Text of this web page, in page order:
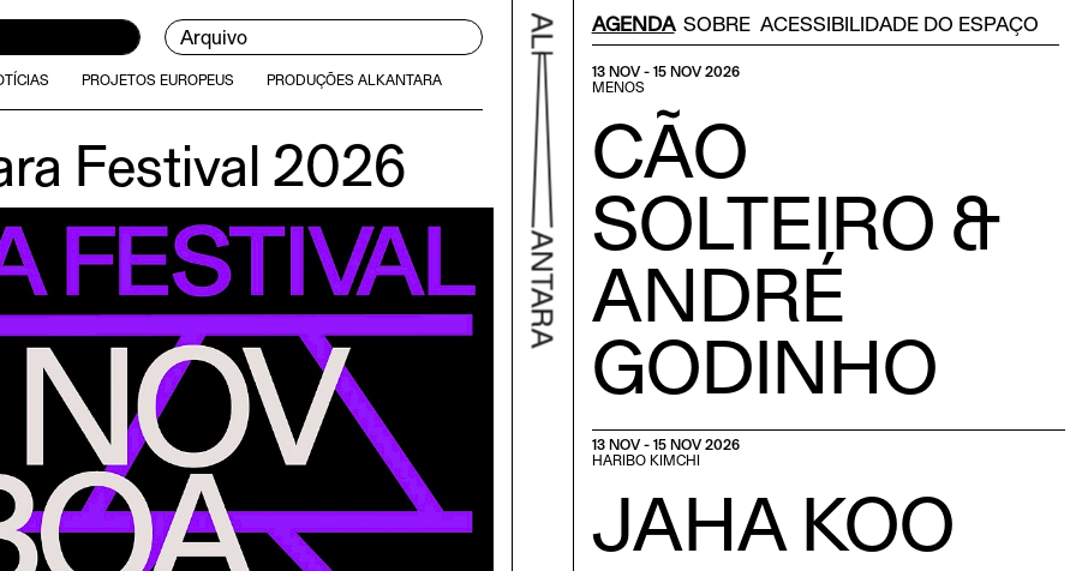
Arquivo
PROJETOS EUROPEUS PRODUÇÕES ALKANTARA
Festival 2026
Menu Secondário
AGENDA SOBRE ACESSIBILIDADE DO ESPAÇO
13 NOV - 15 NOV 2026
MENOS
CÃO
SOLTEIRO &
ANDRÉ
GODINHO
13 NOV - 15 NOV 2026
HARIBO KIMCHI
JAHA KOO